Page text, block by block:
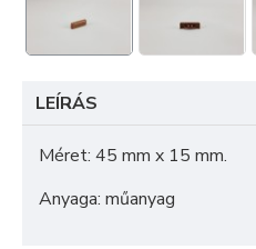
LEÍRÁS
Méret: 45 mm x 15 mm.
Anyaga: műanyag